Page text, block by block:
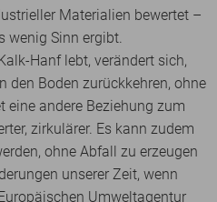
Materialien bewertet –
wenig Sinn ergibt.
Hanf lebt, verändert sich,
den Boden zurückkehren, ohne
eine andere Beziehung zum
zirkulärer. Es kann zudem
ohne Abfall zu erzeugen
unserer Zeit, wenn
Umweltagentur